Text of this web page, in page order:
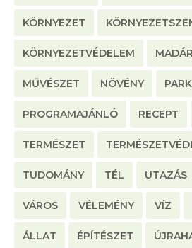
KÖRNYEZET
KÖRNYEZETVÉDELEM MADÁR
MŰVÉSZET NÖVÉNY PARK
PROGRAMAJÁNLÓ RECEPT
TERMÉSZET
TUDOMÁNY TÉL UTAZÁS
VÁROS VÉLEMÉNY VÍZ
ÁLLAT ÉPÍTÉSZET